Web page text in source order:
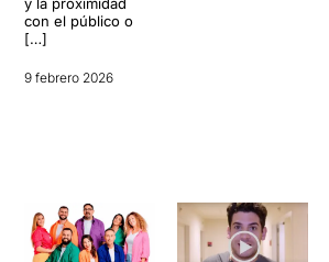
con el público o
[…]
9 febrero 2026